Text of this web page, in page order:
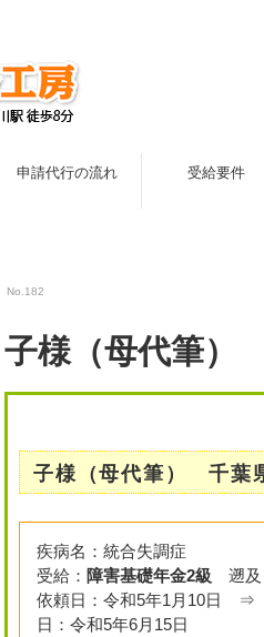
申請代行の流れ 受給要件
No.182
子様（母代筆
子様（母代筆） 千
疾病名：統合失調症
受給： 障害基礎年金2級 遡及
依頼日：令和5年1月10日
日：令和5年6月15日